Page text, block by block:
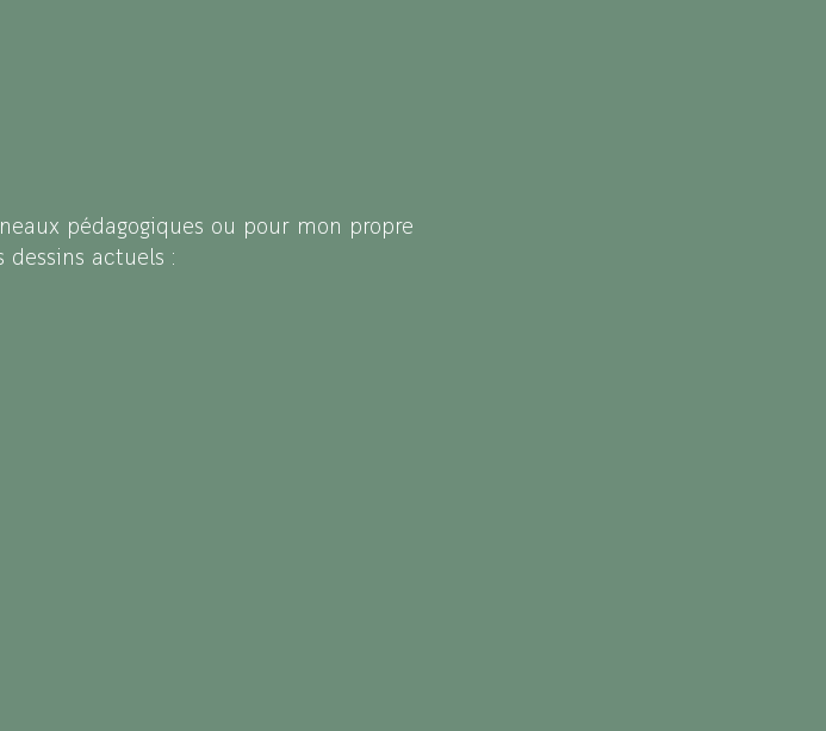
pédagogiques ou pour mon propre
actuels :